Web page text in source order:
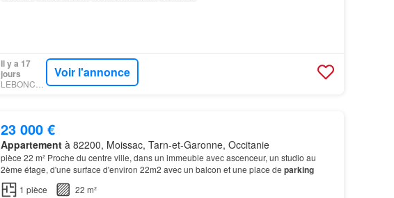
Il y a 17
jours
Voir l'annonce
23 000 €
Appartementà 82200, Moissac, Tarn-et-Garonne, Occitanie
pièce 22 m² Proche du centre ville, dans un immeuble avec ascenceur, un studio au
2ème étage, d'une surface d'environ 22m2 avec un balcon et une place de parking
1 pièce
22 m²